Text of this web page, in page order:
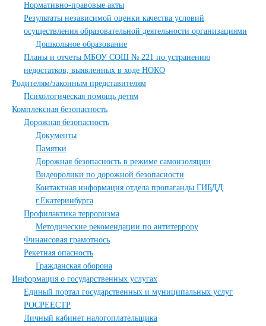
Нормативно-правовые акты
Результаты независимой оценки качества условий
осуществления образовательной деятельности организациями
Дошкольное образование
Планы и отчеты МБОУ СОШ № 221 по устранению
недостатков, выявленных в ходе НОКО
Родителям/законным представителям
Психологическая помощь детям
Комплексная безопасность
Дорожная безопасность
Документы
Памятки
Дорожная безопасность в режиме самоизоляции
Видеоролики по дорожной безопасности
Контактная информация отдела пропаганды ГИБДД
г.Екатеринбурга
Профилактика терроризма
Методические рекомендации по антитеррору
Финансовая грамотнось
Рекетная опасность
Гражданская оборона
Информация о государственных услугах
Единый портал государственных и муниципальных услуг
РОСРЕЕСТР
Личный кабинет налогоплательщика